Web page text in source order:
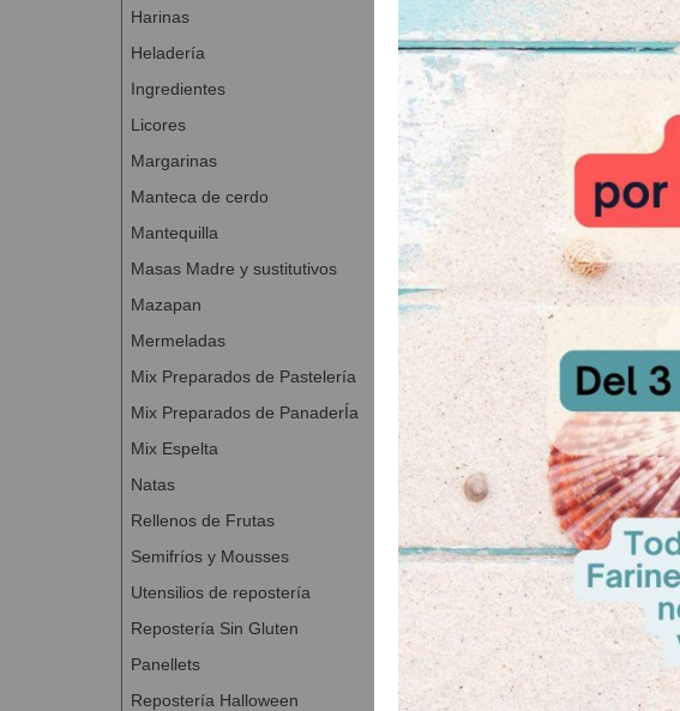
Harinas
Heladería
Ingredientes
Licores
Margarinas
Manteca de cerdo
Mantequilla
Masas Madre y sustitutivos
Mazapan
Mermeladas
Mix Preparados de Pastelería
Mix Preparados de PanaderÍa
Mix Espelta
Natas
Rellenos de Frutas
Semifríos y Mousses
Utensilios de repostería
Repostería Sin Gluten
Panellets
Repostería Halloween
Ingredientes del relleno de nata:
2l de nata montada
300g de azúcar
Método de elaboración:
Preparación del bizcocho:
Batir el BISCAMIX SACHER,
velocidad.
Llenar moldes de 18 cm de
Una vez fríos, cortar en dos
Preparación del relleno:
Diluir la TARTUFINA en la
Rellenar la capa de abajo con
Empapar con kirsch un disco
Montar la nata, realizar un
de bizcocho, cubrir todo el